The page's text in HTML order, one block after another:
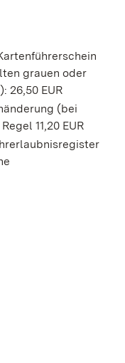
grauen oder
26,50 EUR
(bei
11,20 EUR